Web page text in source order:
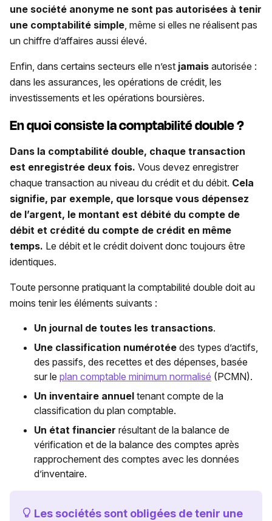
une société anonyme ne sont pas autorisées à tenir
une comptabilité simple, même si elles ne réalisent pas
un chiffre d’affaires aussi élevé.
Enfin, dans certains secteurs elle n’est jamais autorisée :
dans les assurances, les opérations de crédit, les
investissements et les opérations boursières.
En quoi consiste la comptabilité double ?
Dans la comptabilité double, chaque transaction
est enregistrée deux fois. Vous devez enregistrer
chaque transaction au niveau du crédit et du débit. Cela
signifie, par exemple, que lorsque vous dépensez
de l’argent, le montant est débité du compte de
débit et crédité du compte de crédit en même
temps. Le débit et le crédit doivent donc toujours être
identiques.
Toute personne pratiquant la comptabilité double doit au
moins tenir les éléments suivants :
Un journal de toutes les transactions.
Une classification numérotée des types d’actifs,
des passifs, des recettes et des dépenses, basée
sur le plan comptable minimum normalisé (PCMN).
Un inventaire annuel tenant compte de la
classification du plan comptable.
Un état financier résultant de la balance de
vérification et de la balance des comptes après
rapprochement des comptes avec les données
d’inventaire.
Les sociétés sont obligées de tenir une